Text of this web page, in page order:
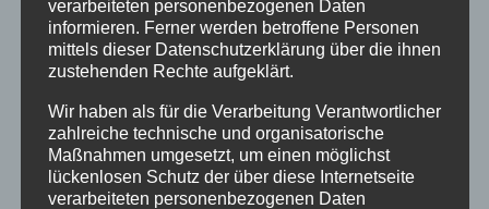
e
c
h
t
e
s
t
e
c
h
e
i
n
B
verarbeiteten personenbezogenen Daten
informieren. Ferner werden betroffene Personen
mittels dieser Datenschutzerklärung über die ihnen
zustehenden Rechte aufgeklärt.
Wir haben als für die Verarbeitung Verantwortlicher
zahlreiche technische und organisatorische
Maßnahmen umgesetzt, um einen möglichst
lückenlosen Schutz der über diese Internetseite
verarbeiteten personenbezogenen Daten